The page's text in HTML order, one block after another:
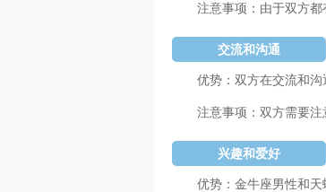
注意事项：由于双方都
交流和沟通
优势：双方在交流和沟
注意事项：双方需要注
兴趣和爱好
优势：金牛座男性和